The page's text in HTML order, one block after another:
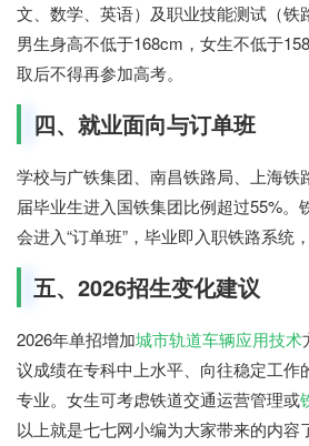
文、数学、英语）及职业技能测试（铁
男生身高不低于168cm，女生不低于
取后不得再参加高考。
四、就业面向与订单班
学校与广铁集团、南昌铁路局、上海铁
届毕业生进入国铁集团比例超过55%。
会进入“订单班”，毕业即入职铁路系统
五、2026招生变化建议
2026年单招增加城市轨道车辆应用技术
议成绩在专科中上水平、向往稳定工作
专业。女生可考虑铁道交通运营管理或
以上就是七七网小编为大家带来的内容